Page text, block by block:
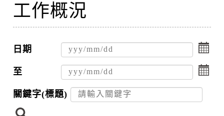
工作概況
日期
擊
選
擇
日
期
至
點
擊
選
擇
日
關鍵字(標題)
搜
尋